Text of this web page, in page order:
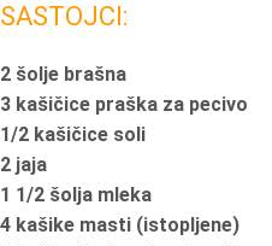
SASTOJCI:
2 šolje brašna
3 kašičice praška za pecivo
1/2 kašičice soli
2 jaja
1 1/2 šolja mleka
4 kašike masti (istopljene)